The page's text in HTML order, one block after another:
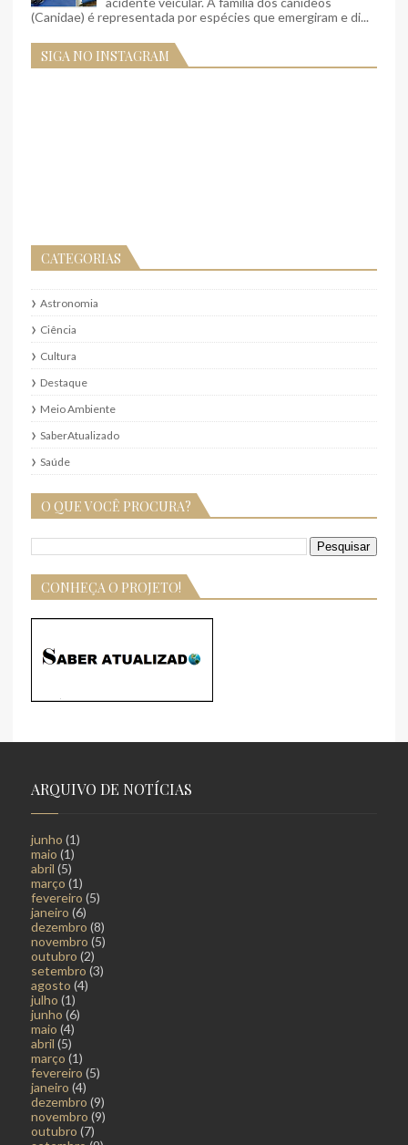
(Canidae) é representada por espécies que emergiram e di...
SIGA NO INSTAGRAM
CATEGORIAS
Astronomia
Ciência
Cultura
Destaque
Meio Ambiente
SaberAtualizado
Saúde
O QUE VOCÊ PROCURA?
CONHEÇA O PROJETO!
ARQUIVO DE NOTÍCIAS
junho (1)
maio (1)
abril (5)
março (1)
fevereiro (5)
janeiro (6)
dezembro (8)
novembro (5)
outubro (2)
setembro (3)
agosto (4)
julho (1)
junho (6)
maio (4)
abril (5)
março (1)
fevereiro (5)
janeiro (4)
dezembro (9)
novembro (9)
outubro (7)